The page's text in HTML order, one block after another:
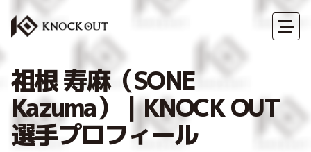
祖根 寿麻（SONE
Kazuma）｜KNOCK OUT
選手プロフィール